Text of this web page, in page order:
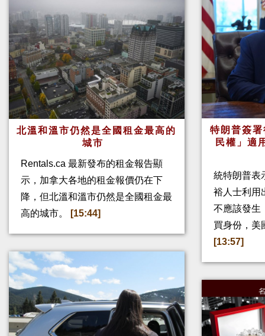
北溫和溫市仍然是全國租金最高的
城市
Rentals.ca 最新發布的租金報告顯
示，加拿大各地的租金報價仍在下
降，但北溫和溫市仍然是全國租金最
高的城市。
[15:44]
特朗普簽
民權」適
統特朗普表
裕人士利用
不應該發生
買身份，美
[13:57]